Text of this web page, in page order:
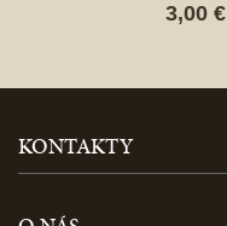
3,00 €
KONTAKTY